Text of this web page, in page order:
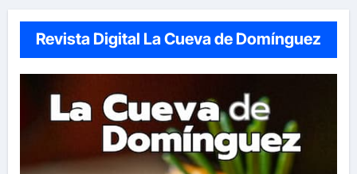
Revista Digital La Cueva de Domínguez